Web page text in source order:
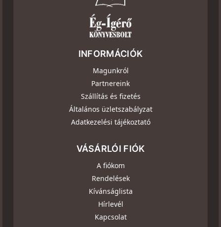
INFORMÁCIÓK
Magunkról
Partnereink
Szállítás és fizetés
Általános üzletszabályzat
Adatkezelési tájékoztató
VÁSÁRLÓI FIÓK
A fiókom
Rendelések
Kívánságlista
Hírlevél
Kapcsolat